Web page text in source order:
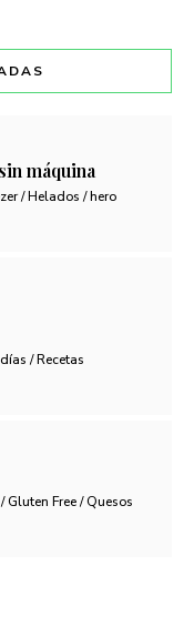
máquina
/ Helados / hero
/ Recetas
Free / Quesos